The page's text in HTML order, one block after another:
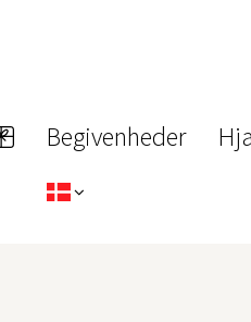
Begivenheder